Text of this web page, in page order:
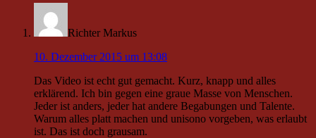
Richter Markus
10. Dezember 2015 um 13:08
Das Video ist echt gut gemacht. Kurz, knapp und alles
erklärend. Ich bin gegen eine graue Masse von Menschen.
Jeder ist anders, jeder hat andere Begabungen und Talente.
Warum alles platt machen und unisono vorgeben, was erlaubt
ist. Das ist doch grausam.